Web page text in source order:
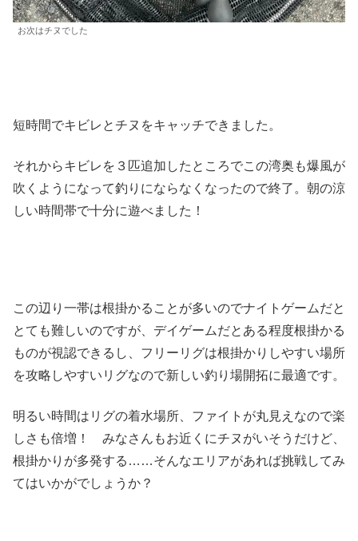
お次はチヌでした
短時間でキビレとチヌをキャッチできました。
それからキビレを３匹追加したところでこの湾奥も爆風が
吹くようになって釣りにならなくなったので終了。朝の涼
しい時間帯で十分に遊べました！
この辺り一帯は根掛かることが多いのでナイトゲームだと
とても難しいのですが、デイゲームだとある程度根掛かる
ものが視認できるし、フリーリグは根掛かりしやすい場所
を攻略しやすいリグなので新しい釣り場開拓に最適です。
明るい時間はリグの着水場所、ファイトが丸見えなので楽
しさも倍増！ みなさんもお近くにチヌがいそうだけど、
根掛かりが多発する……そんなエリアがあれば挑戦してみ
てはいかがでしょうか？